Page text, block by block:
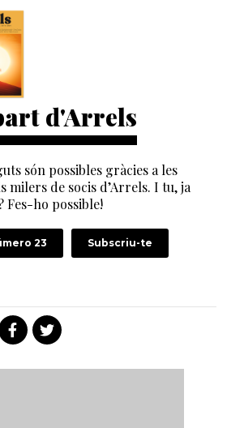
d'Arrels
són possibles gràcies a les
milers de socis d’Arrels. I tu, ja
Fes-ho possible!
23 Subscriu-te